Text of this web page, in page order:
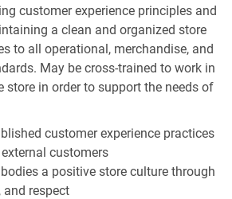
customer experience principles and
a clean and organized store
to all operational, merchandise, and
May be cross-trained to work in
store in order to support the needs of
customer experience practices
customers
a positive store culture through
and respect